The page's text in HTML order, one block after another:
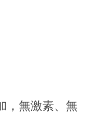
，無激素、無